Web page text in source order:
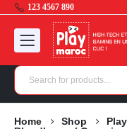
123 4567 890
Home Shop